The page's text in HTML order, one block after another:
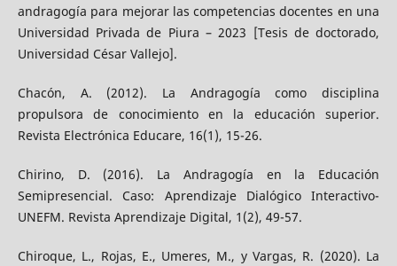
andragogía para mejorar las competencias docentes en una
Universidad Privada de Piura – 2023 [Tesis de doctorado,
Universidad César Vallejo].
Chacón, A. (2012). La Andragogía como disciplina
propulsora de conocimiento en la educación superior.
Revista Electrónica Educare, 16(1), 15-26.
Chirino, D. (2016). La Andragogía en la Educación
Semipresencial. Caso: Aprendizaje Dialógico Interactivo-
UNEFM. Revista Aprendizaje Digital, 1(2), 49-57.
Chiroque, L., Rojas, E., Umeres, M., y Vargas, R. (2020). La